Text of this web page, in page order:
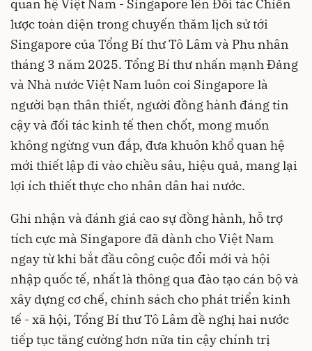
quan hệ Việt Nam - Singapore lên Đối tác Chiến
lược toàn diện trong chuyến thăm lịch sử tới
Singapore của Tổng Bí thư Tô Lâm và Phu nhân
tháng 3 năm 2025. Tổng Bí thư nhấn mạnh Đảng
và Nhà nước Việt Nam luôn coi Singapore là
người bạn thân thiết, người đồng hành đáng tin
cậy và đối tác kinh tế then chốt, mong muốn
không ngừng vun đắp, đưa khuôn khổ quan hệ
mới thiết lập đi vào chiều sâu, hiệu quả, mang lại
lợi ích thiết thực cho nhân dân hai nước.
Ghi nhận và đánh giá cao sự đồng hành, hỗ trợ
tích cực mà Singapore đã dành cho Việt Nam
ngay từ khi bắt đầu công cuộc đổi mới và hội
nhập quốc tế, nhất là thông qua đào tạo cán bộ và
xây dựng cơ chế, chính sách cho phát triển kinh
tế - xã hội, Tổng Bí thư Tô Lâm đề nghị hai nước
tiếp tục tăng cường hơn nữa tin cậy chính trị